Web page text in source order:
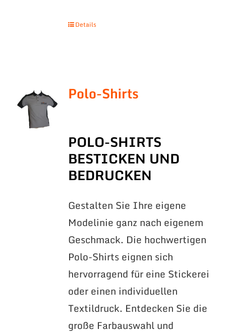
Details
Polo-Shirts
POLO-SHIRTS
BESTICKEN UND
BEDRUCKEN
Gestalten Sie Ihre eigene
Modelinie ganz nach eigenem
Geschmack. Die hochwertigen
Polo-Shirts eignen sich
hervorragend für eine Stickerei
oder einen individuellen
Textildruck. Entdecken Sie die
große Farbauswahl und